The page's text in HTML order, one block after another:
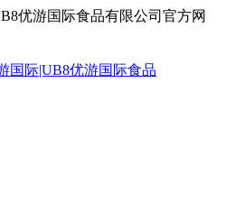
优游国际食品有限公司官方网